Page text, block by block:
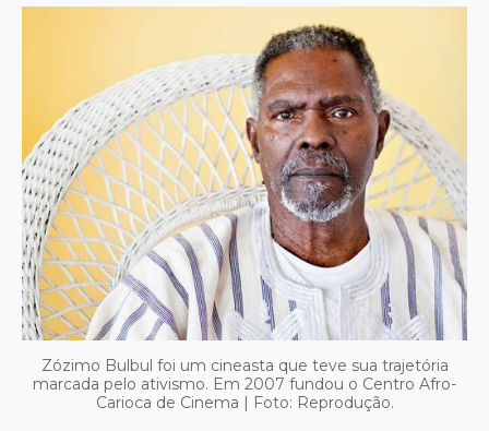
Zózimo Bulbul foi um cineasta que teve sua trajetória
marcada pelo ativismo. Em 2007 fundou o Centro Afro-
Carioca de Cinema | Foto: Reprodução.